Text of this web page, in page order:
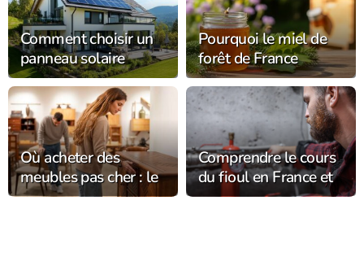
Comment choisir un
panneau solaire
adapté à vos besoins
énergétiques
Pourquoi le miel de
forêt de France
séduit-il les amateurs
d’apiculture ?
Où acheter des
meubles pas cher : le
guide complet pour
Comprendre le cours
du fioul en France et
ses variations